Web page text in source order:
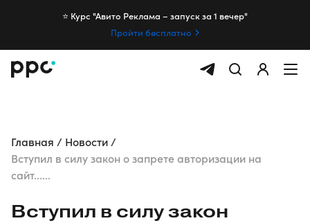
⭐️ Курс "Авито Реклама – запуск за 1 вечер"
Пройти бесплатно
Главная
Новости
Вступил в силу закон о запрете авторизации на
сайт......
Вступил в силу закон